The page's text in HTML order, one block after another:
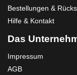
Bestellungen &
Hilfe & Kontakt
Das
Impressum
AGB